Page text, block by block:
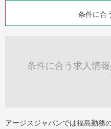
条件に合
条件に合う求人情
アージスジャパンでは福島勤務